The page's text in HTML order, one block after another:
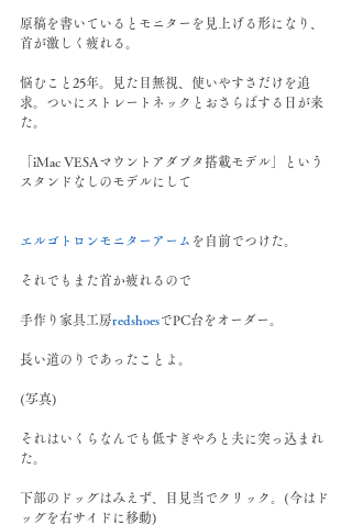
原稿を書いているとモニターを見上げる形になり、
首が激しく疲れる。
悩むこと25年。見た目無視、使いやすさだけを追
求。ついにストレートネックとおさらばする日が来
た。
「iMac VESAマウントアダプタ搭載モデル」という
スタンドなしのモデルにして
エルゴトロンモニターアーム を自前でつけた。
それでもまた首か疲れるので
手作り家具工房redshoesでPC台をオーダー。
長い道のりであったことよ。
(写真)
それはいくらなんでも低すぎやろと夫に突っ込まれ
た。
下部のドッグはみえず、目見当でクリック。(今はド
ッグを右サイドに移動)